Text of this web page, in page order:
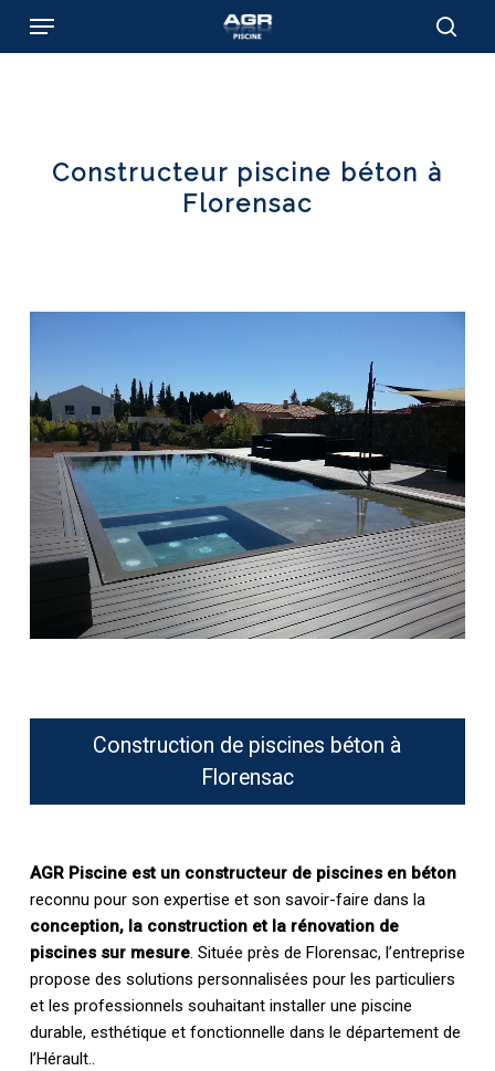
Menu
Constructeur piscine béton à
Florensac
Construction de piscines béton à
Florensac
AGR Piscine est un constructeur de piscines en béton
reconnu pour son expertise et son savoir-faire dans la
conception, la construction et la rénovation de
piscines sur mesure. Située près de Florensac, l’entreprise
propose des solutions personnalisées pour les particuliers
et les professionnels souhaitant installer une piscine
durable, esthétique et fonctionnelle dans le département de
l’Hérault..